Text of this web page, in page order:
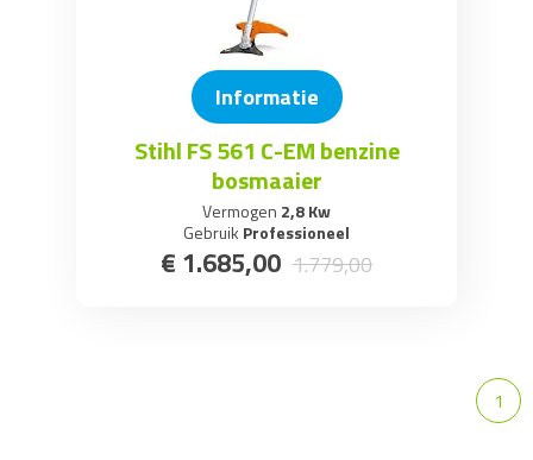
Informatie
Stihl FS 561 C-EM benzine
bosmaaier
Vermogen 2,8 Kw
Gebruik Professioneel
€ 1.685,00 1.779,00
1